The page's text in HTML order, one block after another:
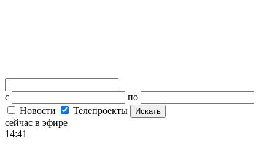
с
по
Новости
Телепроекты Искать
сейчас в эфире
14:41